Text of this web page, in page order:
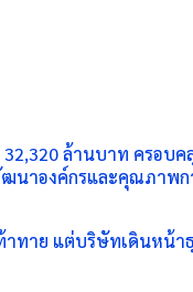
ล้านบาท ครอบ
ฒนาองค์กรและคุณภา
าย แต่บริษัทเดินหน้า